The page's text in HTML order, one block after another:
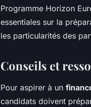
Programme Horizon
essentiales sur la
les particularités des
Conseils et
Pour aspirer à un
candidats doivent